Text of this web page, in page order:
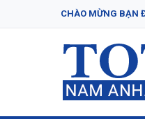
CHÀO MỪNG BẠN